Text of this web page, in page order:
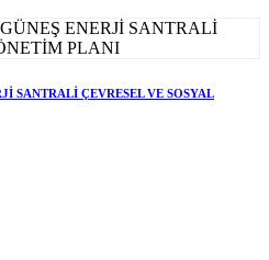
SANTRALİ ÇEVRESEL VE SOSYAL